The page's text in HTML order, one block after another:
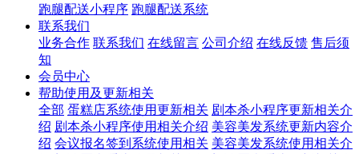
跑腿配送小程序 跑腿配送系统
联系我们
业务合作 联系我们 在线留言 公司介绍 在线反馈 售后须
知
会员中心
帮助使用及更新相关
全部 蛋糕店系统使用更新相关 剧本杀小程序更新相关介
绍 剧本杀小程序使用相关介绍 美容美发系统更新内容介
绍 会议报名签到系统使用相关 美容美发系统使用相关介